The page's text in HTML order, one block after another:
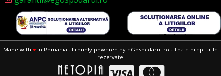
Made with ♥ in Romania · Proudly powered by eGospodarul.ro · Toate drepturile
rezervate